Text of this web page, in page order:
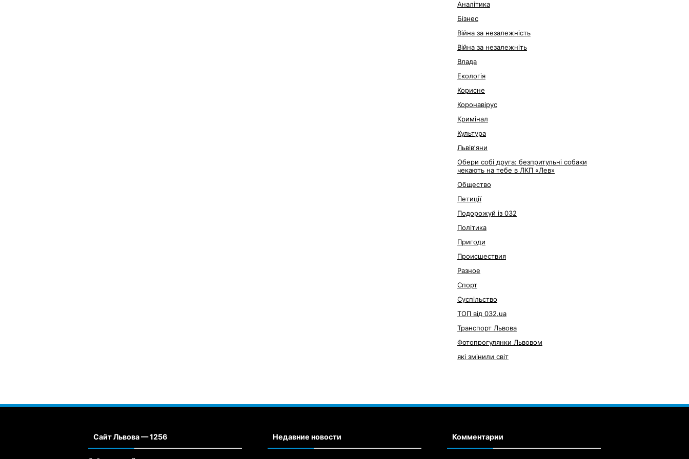
Аналітика
Бізнес
Війна за незалежність
Війна за незалежніть
Влада
Екологія
Корисне
Коронавірус
Кримінал
Культура
Львівʼяни
Обери собі друга: безпритульні собаки
чекають на тебе в ЛКП «Лев»
Общество
Петиції
Подорожуй із 032
Політика
Пригоди
Происшествия
Разное
Спорт
Суспільство
ТОП від 032.ua
Транспорт Львова
Фотопрогулянки Львовом
які змінили світ
Сайт Львова — 1256 Недавние новости Комментарии